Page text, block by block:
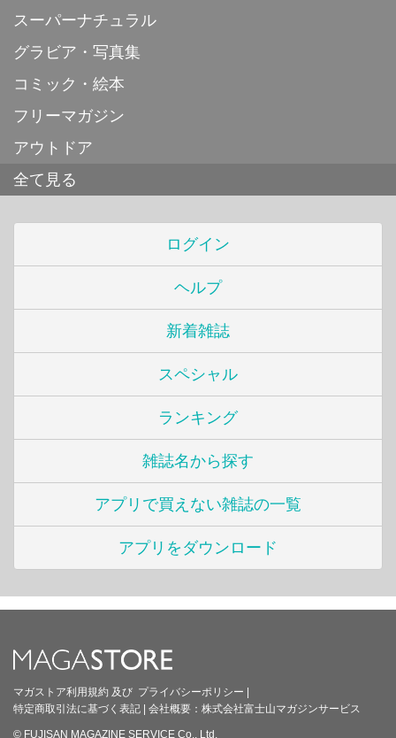
スーパーナチュラル
グラビア・写真集
コミック・絵本
フリーマガジン
アウトドア
全て見る
ログイン
ヘルプ
新着雑誌
スペシャル
ランキング
雑誌名から探す
アプリで買えない雑誌の一覧
アプリをダウンロード
マガストア利用規約 及び プライバシーポリシー |
特定商取引法に基づく表記 | 会社概要： 株式会社富士山マガジンサービス
© FUJISAN MAGAZINE SERVICE Co., Ltd.